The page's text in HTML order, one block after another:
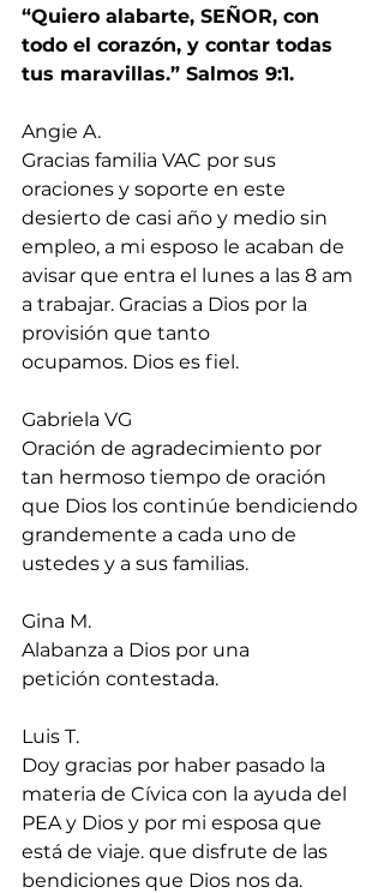
“Quiero alabarte, SEÑOR, con
todo el corazón, y contar todas
tus maravillas.” Salmos 9:1.
Angie A.
Gracias familia VAC por sus
oraciones y soporte en este
desierto de casi año y medio sin
empleo, a mi esposo le acaban de
avisar que entra el lunes a las 8 am
a trabajar. Gracias a Dios por la
provisión que tanto
ocupamos. Dios es fiel.
Gabriela VG
Oración de agradecimiento por
tan hermoso tiempo de oración
que Dios los continúe bendiciendo
grandemente a cada uno de
ustedes y a sus familias.
Gina M.
Alabanza a Dios por una
petición contestada.
Luis T.
Doy gracias por haber pasado la
materia de Cívica con la ayuda del
PEA y Dios y por mi esposa que
está de viaje. que disfrute de las
bendiciones que Dios nos da.